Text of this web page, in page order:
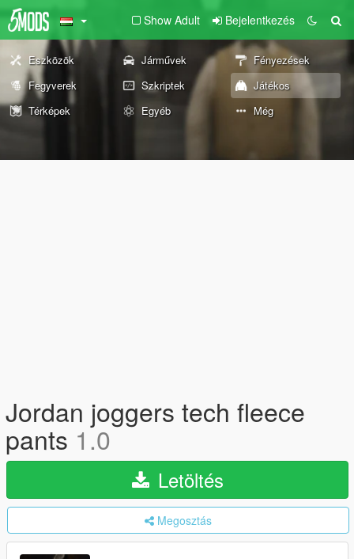
Show Adult Bejelentkezés
Eszközök Járművek
Fényezések
Fegyverek
Szkriptek
Játékos
Térképek
Egyéb Még
Jordan joggers tech fleece
pants 1.0
Letöltés
Megosztás